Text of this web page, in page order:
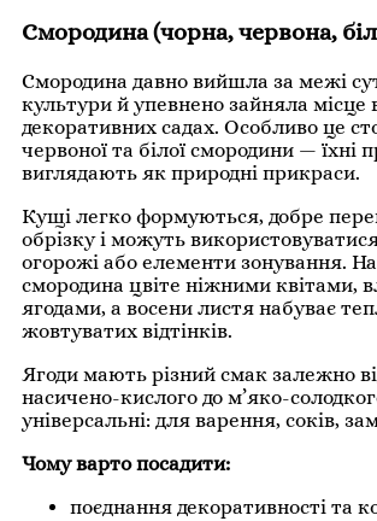
Смородина (чорна, червона,
Смородина давно вийшла за межі
культури й упевнено зайняла місце
декоративних садах. Особливо це
червоної та білої смородини — їхні
виглядають як природні прикраси.
Кущі легко формуються, добре
обрізку і можуть
огорожі або елементи зонування.
смородина цвіте ніжними квітами,
ягодами, а восени листя набуває
жовтуватих відтінків.
Ягоди мають різний смак залежно
насичено-кислого до м’яко-
універсальні: для варення, соків,
Чому варто посадити:
поєднання декоративності та